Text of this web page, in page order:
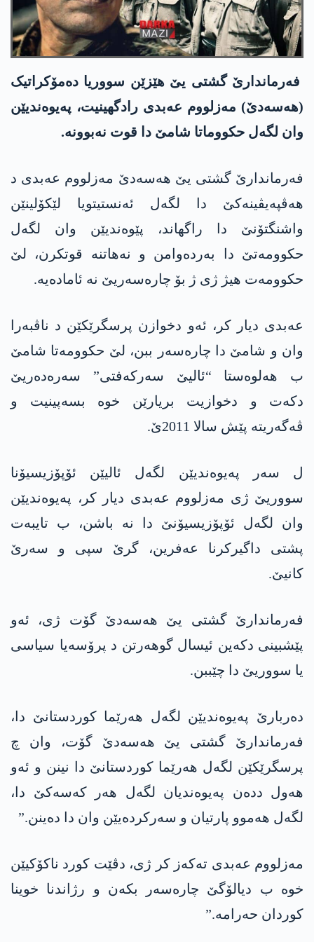
فەرماندارێ گشتی یێ ھێزێن سووریا دەمۆکراتیک
(ھەسەدێ) مەزلووم عەبدی رادگھینیت، پەیوەندیێن
وان لگەل حکووماتا شامێ دا قوت نەبوونە.
فەرماندارێ گشتی یێ ھەسەدێ مەزلووم عەبدی د
ھەڤپەیڤینەکێ دا لگەل ئەنستیتویا لێکۆلینێن
واشنگتۆنێ دا راگھاند، پێوەندیێن وان لگەل
حکوومەتێ دا بەردەوامن و نەھاتنە قوتکرن، لێ
حکوومەت ھیژ ژی ژ بۆ چارەسەریێ نە ئامادەیە.
عەبدی دیار کر، ئەو دخوازن پرسگرێکێن د ناڤبەرا
وان و شامێ دا چارەسەر ببن، لێ حکوومەتا شامێ
ب ھەلوەستا “ئالیێ سەرکەفتی” سەرەدەریێ
دکەت و دخوازیت بریارێن خوە بسەپینیت و
ڤەگەریتە پێش سالا 2011ێ.
ل سەر پەیوەندیێن لگەل ئالیێن ئۆپۆزیسیۆنا
سووریێ ژی مەزلووم عەبدی دیار کر، پەیوەندیێن
وان لگەل ئۆپۆزیسیۆنێ دا نە باشن، ب تایبەت
پشتی داگیرکرنا عەفرین، گرێ سپی و سەرێ
کانیێ.
فەرماندارێ گشتی یێ ھەسەدێ گۆت ژی، ئەو
پێشبینی دکەین ئیسال گوھەرتن د پرۆسەیا سیاسی
یا سووریێ دا چێببن.
دەربارێ پەیوەندیێن لگەل ھەرێما کوردستانێ دا،
فەرماندارێ گشتی یێ ھەسەدێ گۆت، وان چ
پرسگرێکێن لگەل ھەرێما کوردستانێ دا نینن و ئەو
ھەول ددەن پەیوەندیان لگەل ھەر کەسەکێ دا،
لگەل ھەموو پارتیان و سەرکردەیێن وان دا دەینن.”
مەزلووم عەبدی تەکەز کر ژی، دڤێت کورد ناکۆکیێن
خوە ب دیالۆگێ چارەسەر بکەن و رژاندنا خوینا
کوردان حەرامە.”